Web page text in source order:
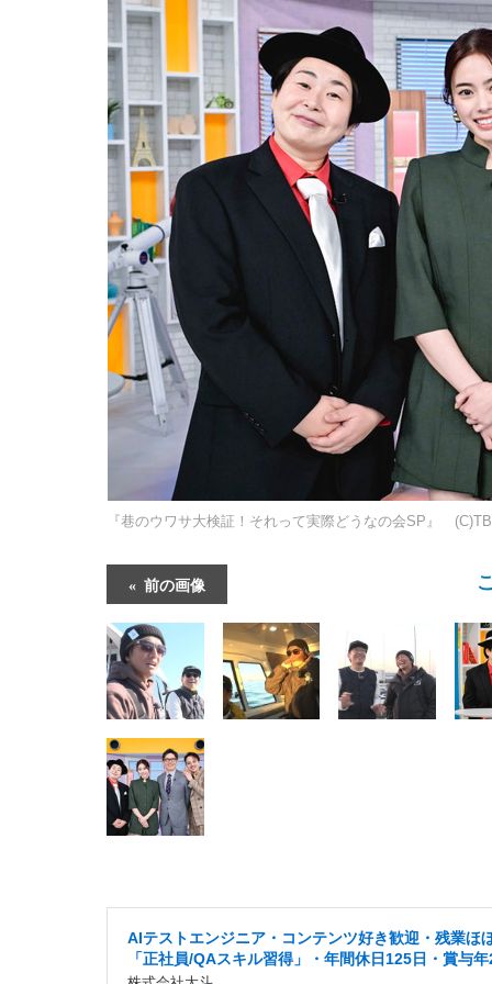
『巷のウワサ大検証！それって実際どうなの会SP』
前の画像
AIテストエンジニア・コンテンツ好き歓迎・残業ほ
「正社員/QAスキル習得」・年間休日125日・賞与